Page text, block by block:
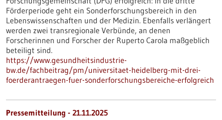
Förderperiode geht ein Sonderforschungsbereich in den
Lebenswissenschaften und der Medizin. Ebenfalls verlängert
werden zwei transregionale Verbünde, an denen
Forscherinnen und Forscher der Ruperto Carola maßgeblich
beteiligt sind.
https://www.gesundheitsindustrie-
bw.de/fachbeitrag/pm/universitaet-heidelberg-mit-drei-
foerderantraegen-fuer-sonderforschungsbereiche-erfolgreich
Pressemitteilung - 21.11.2025